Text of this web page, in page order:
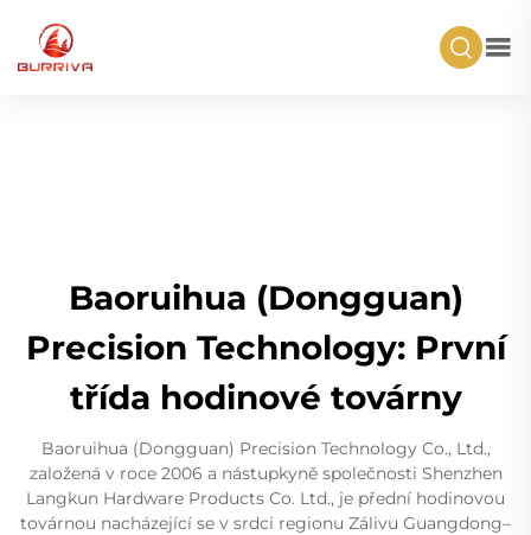
Baoruihua (Dongguan)
Precision Technology: První
třída hodinové továrny
Baoruihua (Dongguan) Precision Technology Co., Ltd.,
založená v roce 2006 a nástupkyně společnosti Shenzhen
Langkun Hardware Products Co. Ltd., je přední hodinovou
továrnou nacházející se v srdci regionu Zálivu Guangdong–